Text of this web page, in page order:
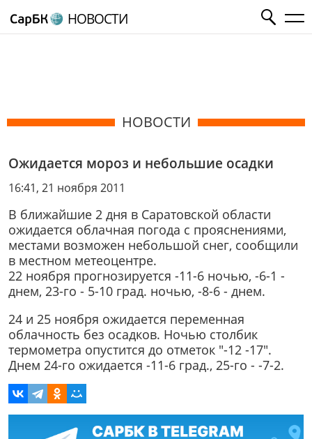
НОВОСТИ
НОВОСТИ
Ожидается мороз и небольшие осадки
16:41, 21 ноября 2011
В ближайшие 2 дня в Саратовской области
ожидается облачная погода с прояснениями,
местами возможен небольшой снег, сообщили
в местном метеоцентре.
22 ноября прогнозируется -11-6 ночью, -6-1 -
днем, 23-го - 5-10 град. ночью, -8-6 - днем.
24 и 25 ноября ожидается переменная
облачность без осадков. Ночью столбик
термометра опустится до отметок "-12 -17".
Днем 24-го ожидается -11-6 град., 25-го - -7-2.